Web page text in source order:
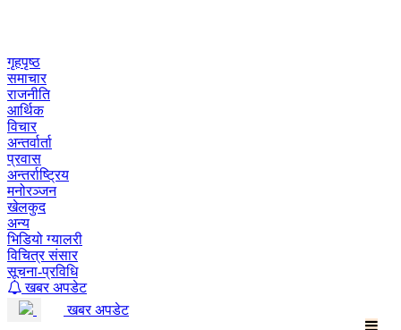
गृहपृष्ठ
समाचार
राजनीति
आर्थिक
विचार
अन्तर्वार्ता
प्रवास
अन्तर्राष्ट्रिय
मनोरञ्जन
खेलकुद
अन्य
भिडियो ग्यालरी
विचित्र संसार
सूचना-प्रविधि
खबर अपडेट
खबर अपडेट